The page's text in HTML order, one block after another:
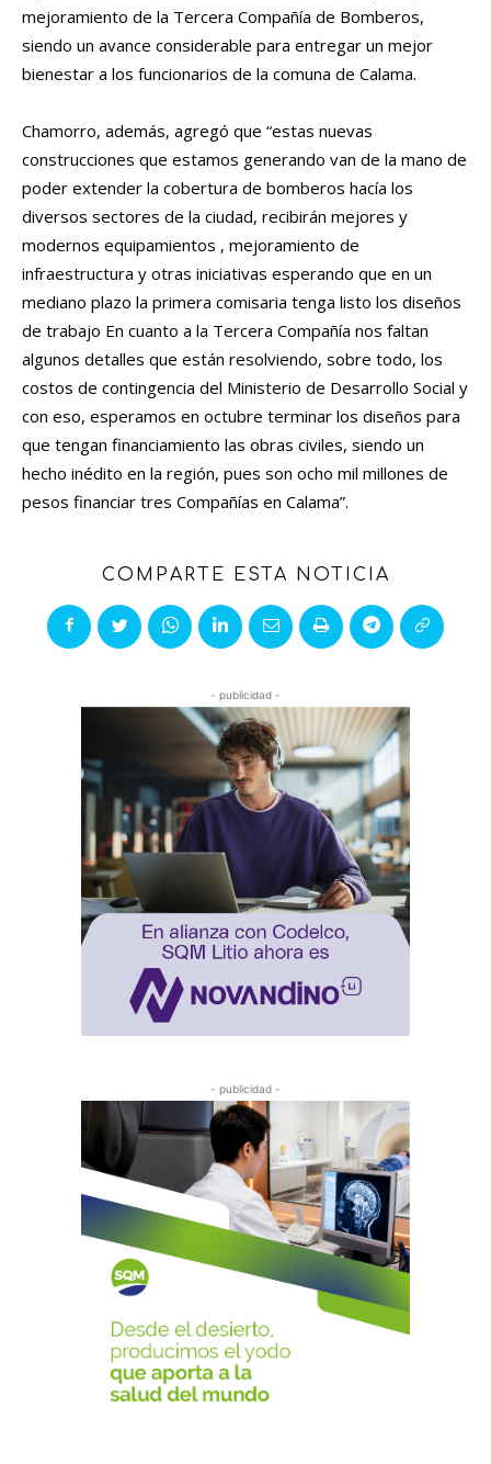
mejoramiento de la Tercera Compañía de Bomberos,
siendo un avance considerable para entregar un mejor
bienestar a los funcionarios de la comuna de Calama.
Chamorro, además, agregó que “estas nuevas
construcciones que estamos generando van de la mano de
poder extender la cobertura de bomberos hacía los
diversos sectores de la ciudad, recibirán mejores y
modernos equipamientos , mejoramiento de
infraestructura y otras iniciativas esperando que en un
mediano plazo la primera comisaria tenga listo los diseños
de trabajo En cuanto a la Tercera Compañía nos faltan
algunos detalles que están resolviendo, sobre todo, los
costos de contingencia del Ministerio de Desarrollo Social y
con eso, esperamos en octubre terminar los diseños para
que tengan financiamiento las obras civiles, siendo un
hecho inédito en la región, pues son ocho mil millones de
pesos financiar tres Compañías en Calama”.
COMPARTE ESTA NOTICIA
- publicidad -
- publicidad -